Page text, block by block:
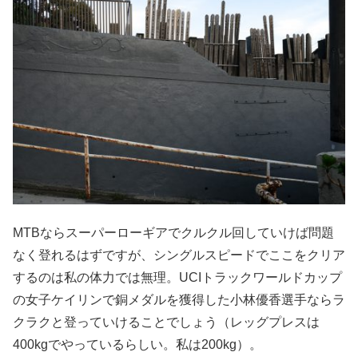
MTBならスーパーローギアでクルクル回していけば問題
なく登れるはずですが、シングルスピードでここをクリア
するのは私の体力では無理。UCIトラックワールドカップ
の女子ケイリンで銅メダルを獲得した小林優香選手ならラ
クラクと登っていけることでしょう（レッグプレスは
400kgでやっているらしい。私は200kg）。